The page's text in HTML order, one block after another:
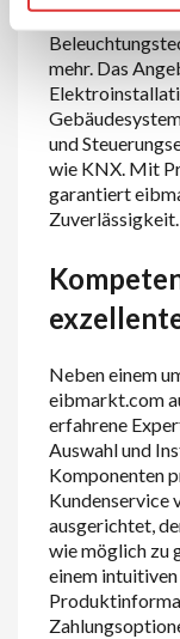
Auswahl an
mehr. Das
und
wie KNX. Mit
garantiert
Zuverlässigkeit.
Neben einem
eibmarkt.com
erfahrene
Auswahl und
Komponenten
Kundenservice
ausgerichtet,
wie möglich zu
einem